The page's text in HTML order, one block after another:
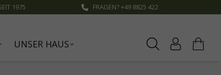
1975 FRAGEN? +49 8825 422
UNSER HAUS